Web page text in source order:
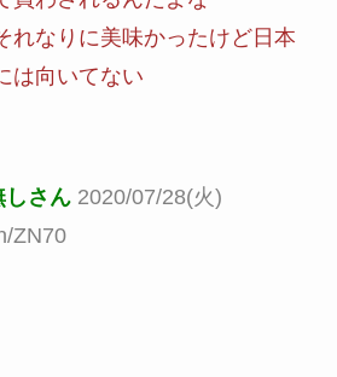
れなりに美味かったけど日本
は向いてない
しさん 2020/07/28(火)
ZN70